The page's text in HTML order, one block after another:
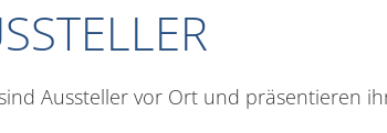
Aussteller vor Ort und präsentieren